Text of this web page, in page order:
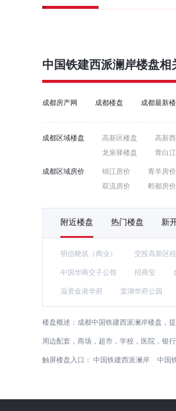
中国铁建西派澜岸楼盘相
成都房产网 成都楼盘 成都最新
成都区域楼盘 高新区楼盘 高新
龙泉驿楼盘
青白
成都区域房价 锦江房价 青羊房价
双流房价
郫都房价
附近楼盘 热门楼盘 新
明信晓筑（商业） 交投高新区
中国华商交子公馆 招商玺
温资金港华府 棠湖华府公园
楼盘概述： 成都中国铁建西派澜岸楼盘，
周边配套，商场，超市，学校，医院，银
触屏楼盘入口： 中国铁建西派澜岸 中国